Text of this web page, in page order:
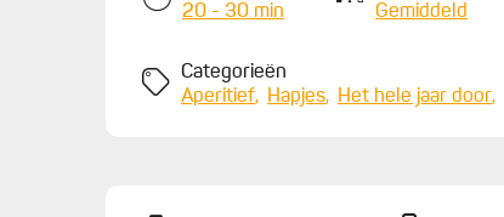
20 - 30 min
Gemiddeld
Categorieën
Aperitief
Hapjes Het hele jaar door